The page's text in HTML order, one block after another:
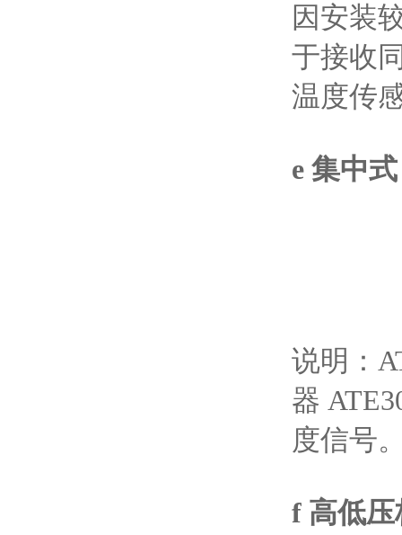
因安装
于接收
温度传
e 集中
说明：
器
度信号
f 高低